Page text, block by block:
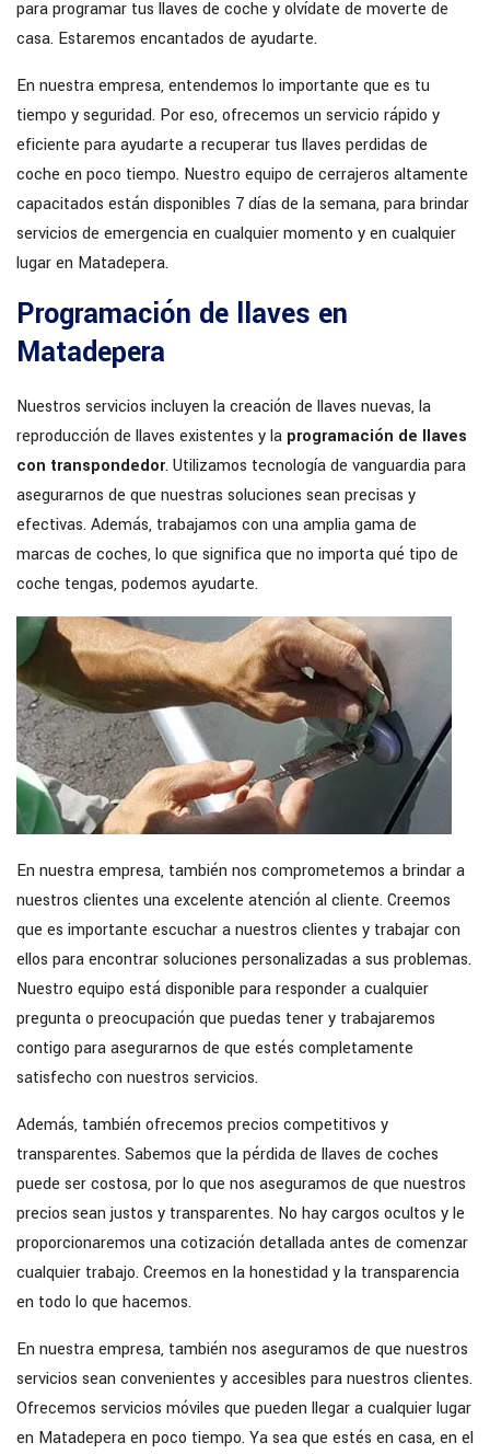
para programar tus llaves de coche y olvídate de moverte de
casa. Estaremos encantados de ayudarte.
En nuestra empresa, entendemos lo importante que es tu
tiempo y seguridad. Por eso, ofrecemos un servicio rápido y
eficiente para ayudarte a recuperar tus llaves perdidas de
coche en poco tiempo. Nuestro equipo de cerrajeros altamente
capacitados están disponibles 7 días de la semana, para brindar
servicios de emergencia en cualquier momento y en cualquier
lugar en Matadepera.
Programación de llaves en
Matadepera
Nuestros servicios incluyen la creación de llaves nuevas, la
reproducción de llaves existentes y la programación de llaves
con transpondedor. Utilizamos tecnología de vanguardia para
asegurarnos de que nuestras soluciones sean precisas y
efectivas. Además, trabajamos con una amplia gama de
marcas de coches, lo que significa que no importa qué tipo de
coche tengas, podemos ayudarte.
En nuestra empresa, también nos comprometemos a brindar a
nuestros clientes una excelente atención al cliente. Creemos
que es importante escuchar a nuestros clientes y trabajar con
ellos para encontrar soluciones personalizadas a sus problemas.
Nuestro equipo está disponible para responder a cualquier
pregunta o preocupación que puedas tener y trabajaremos
contigo para asegurarnos de que estés completamente
satisfecho con nuestros servicios.
Además, también ofrecemos precios competitivos y
transparentes. Sabemos que la pérdida de llaves de coches
puede ser costosa, por lo que nos aseguramos de que nuestros
precios sean justos y transparentes. No hay cargos ocultos y le
proporcionaremos una cotización detallada antes de comenzar
cualquier trabajo. Creemos en la honestidad y la transparencia
en todo lo que hacemos.
En nuestra empresa, también nos aseguramos de que nuestros
servicios sean convenientes y accesibles para nuestros clientes.
Ofrecemos servicios móviles que pueden llegar a cualquier lugar
en Matadepera en poco tiempo. Ya sea que estés en casa, en el